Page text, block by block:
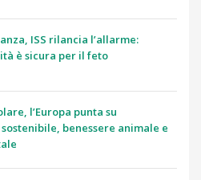
ISS rilancia l’allarme:
è sicura per il feto
l’Europa punta su
benessere animale e